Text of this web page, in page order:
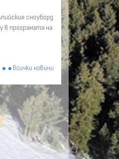
сноуборд
в програмата на
всички новини